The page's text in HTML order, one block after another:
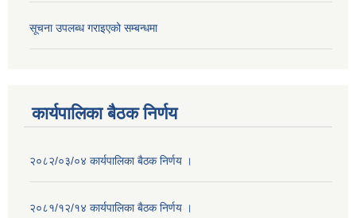
सूचना उपलब्ध गराइएको सम्बन्धमा
कार्यपालिका बैठक निर्णय
२०८२/०३/०४ कार्यपालिका बैठक निर्णय ।
२०८१/१२/१४ कार्यपालिका बैठक निर्णय ।